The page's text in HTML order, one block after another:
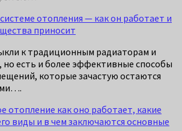
отопления — как он работает и
приносит
к традиционным радиаторам и
но есть и более эффективные способы
которые зачастую остаются
отопление как оно работает, какие
виды и в чем заключаются основные